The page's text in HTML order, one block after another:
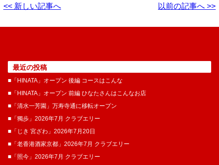
<< 新しい記事へ 以前の記事へ >>
最近の投稿
■「HINATA」オープン 後編 コースはこんな
■「HINATA」オープン 前編 ひなたさんはこんなお店
■「清水一芳園」万寿寺通に移転オープン
■「獨歩」2026年7月 クラブエリー
■「じき 宮ざわ」2026年7月20日
■「老香港酒家京都」2026年7月 クラブエリー
■「照今」2026年7月 クラブエリー